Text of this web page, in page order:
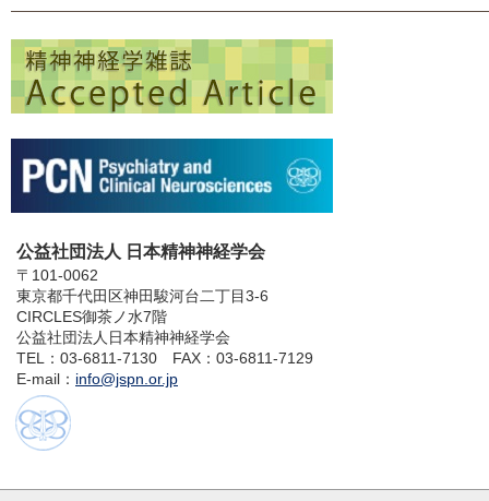
公益社団法人 日本精神神経学会
〒101-0062
東京都千代田区神田駿河台二丁目3-6
CIRCLES御茶ノ水7階
公益社団法人日本精神神経学会
TEL：03-6811-7130 FAX：03-6811-7129
E-mail： info@jspn.or.jp